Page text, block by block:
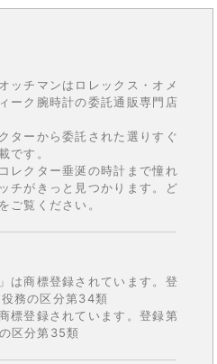
ッチマンはロレックス・オメ
ーク腕時計の委託通販専門店
ターから委託された選りすぐ
です。
レクター垂涎の時計まで憧れ
チがきっと見つかります。ど
ご覧ください。
は商標登録されています。登
務の区分第34類
標登録されています。登録第
区分第35類